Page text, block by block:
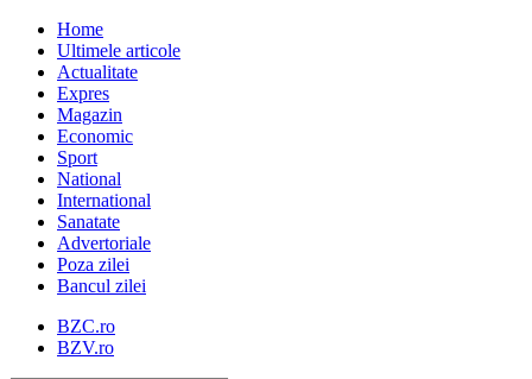
Home
Ultimele articole
Actualitate
Expres
Magazin
Economic
Sport
National
International
Sanatate
Advertoriale
Poza zilei
Bancul zilei
BZC.ro
BZV.ro